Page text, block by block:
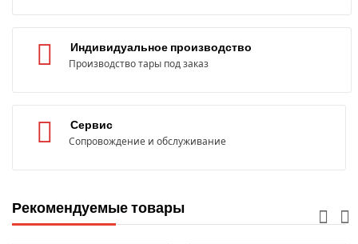
Индивидуальное производство
Производство тары под заказ
Сервис
Сопровождение и обслуживание
Рекомендуемые товары